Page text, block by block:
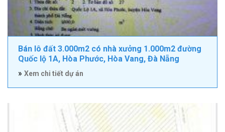
Bán lô đất 3.000m2 có nhà xưởng 1.000m2 đường
Quốc lộ 1A, Hòa Phước, Hòa Vang, Đà Nẵng
» Xem chi tiết dự án